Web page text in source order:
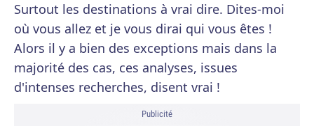
Surtout les destinations à vrai dire. Dites-moi
où vous allez et je vous dirai qui vous êtes !
Alors il y a bien des exceptions mais dans la
majorité des cas, ces analyses, issues
d'intenses recherches, disent vrai !
Publicité